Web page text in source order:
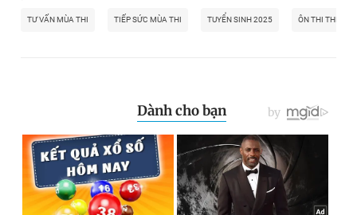
TƯ VẤN MÙA THI TIẾP SỨC MÙA THI TUYỂN SINH 2025 ÔN THI THPT